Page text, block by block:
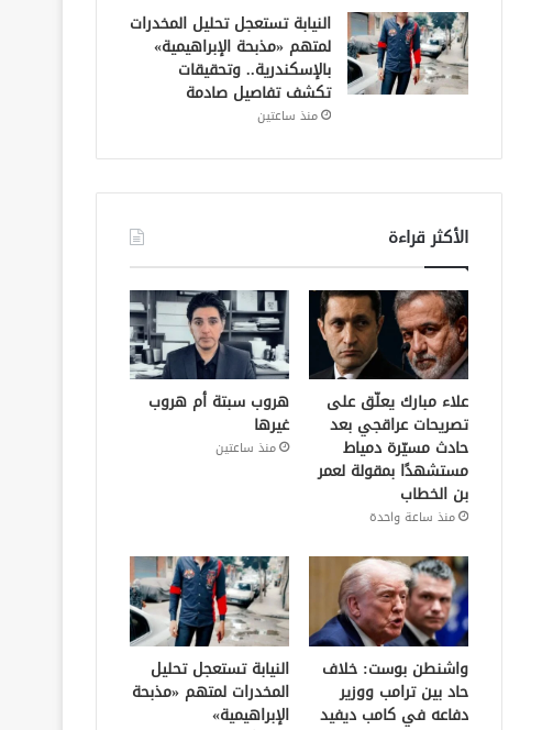
النيابة تستعجل تحليل المخدرات
لمتهم «مذبحة الإبراهيمية»
بالإسكندرية.. وتحقيقات
تكشف تفاصيل صادمة
منذ ساعتين
الأكثر قراءة
علاء مبارك يعلّق على
تصريحات عراقجي بعد
حادث مسيّرة دمياط
مستشهدًا بمقولة لعمر
بن الخطاب
منذ ساعة واحدة
هروب سبتة أم هروب
غيرها
منذ ساعتين
واشنطن بوست: خلاف
حاد بين ترامب ووزير
دفاعه في كامب ديفيد
النيابة تستعجل تحليل
المخدرات لمتهم «مذبحة
الإبراهيمية»